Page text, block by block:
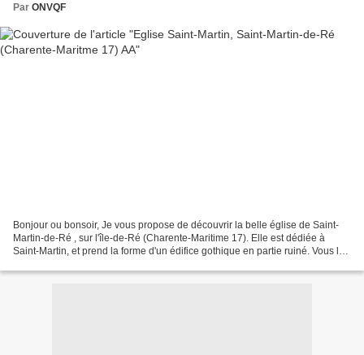
Par ONVQF
Bonjour ou bonsoir, Je vous propose de découvrir la belle église de Saint-
Martin-de-Ré , sur l'île-de-Ré (Charente-Maritime 17). Elle est dédiée à
Saint-Martin, et prend la forme d'un édifice gothique en partie ruiné. Vous la